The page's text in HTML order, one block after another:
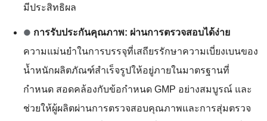
มีประสิทธิผล
● การรับประกันคุณภาพ: ผ่านการตรวจสอบได้ง่าย
ความแม่นยำในการบรรจุที่เสถียรรักษาความเบี่ยงเบนของ
น้ำหนักผลิตภัณฑ์สำเร็จรูปให้อยู่ภายในมาตรฐานที่
กำหนด สอดคล้องกับข้อกำหนด GMP อย่างสมบูรณ์ และ
ช่วยให้ผู้ผลิตผ่านการตรวจสอบคุณภาพและการสุ่มตรวจ